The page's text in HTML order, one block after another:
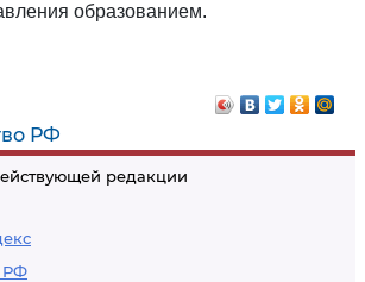
РФ
редакции
РФ
образованием.